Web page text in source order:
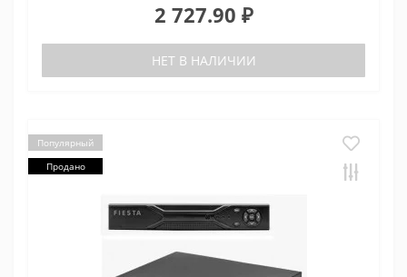
2 727.90 ₽
НЕТ В НАЛИЧИИ
Популярный
Продано